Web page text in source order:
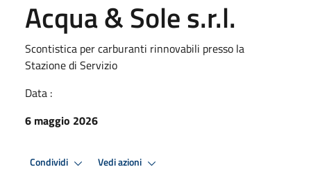
Acqua & Sole s.r.l.
Scontistica per carburanti rinnovabili presso la
Stazione di Servizio
Data :
6 maggio 2026
Condividi Vedi azioni